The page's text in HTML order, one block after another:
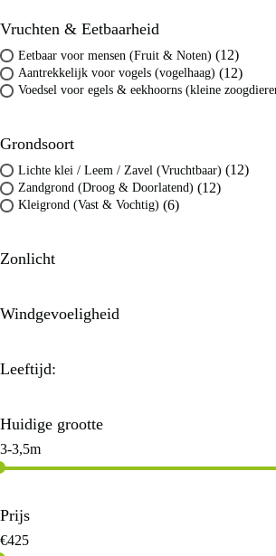
Vruchten & Eetbaarheid
Eetbaar voor mensen (Fruit & Noten) (12)
Aantrekkelijk voor vogels (vogelhaag) (12)
Voedsel voor egels & eekhoorns (kleine
Grondsoort
Lichte klei / Leem / Zavel (Vruchtbaar) (12)
Zandgrond (Droog & Doorlatend) (12)
Kleigrond (Vast & Vochtig) (6)
Zonlicht
Windgevoeligheid
Leeftijd:
Huidige grootte
3-3,5m
Prijs
€425